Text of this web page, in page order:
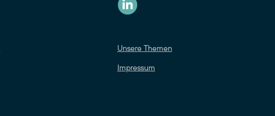
Unsere Themen
Impressum